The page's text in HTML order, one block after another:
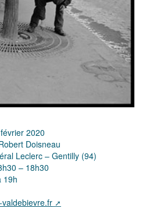
2020
Doisneau
Leclerc – Gentilly (94)
– 18h30
19h